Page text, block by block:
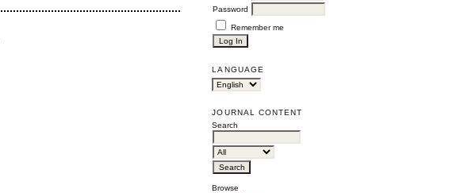
Password
Remember me
LANGUAGE
JOURNAL CONTENT
Search
Browse